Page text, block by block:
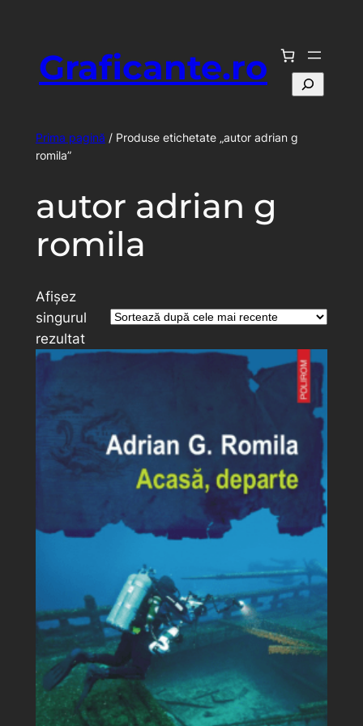
conținutGraficante.ro Caută
Prima pagină / Produse etichetate „autor adrian g
romila”
autor adrian g
romila
Afișez
singurul
rezultat